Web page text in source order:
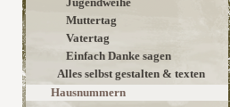
Muttertag
Vatertag
Einfach Danke sagen
Alles selbst gestalten & texten
Hausnummern